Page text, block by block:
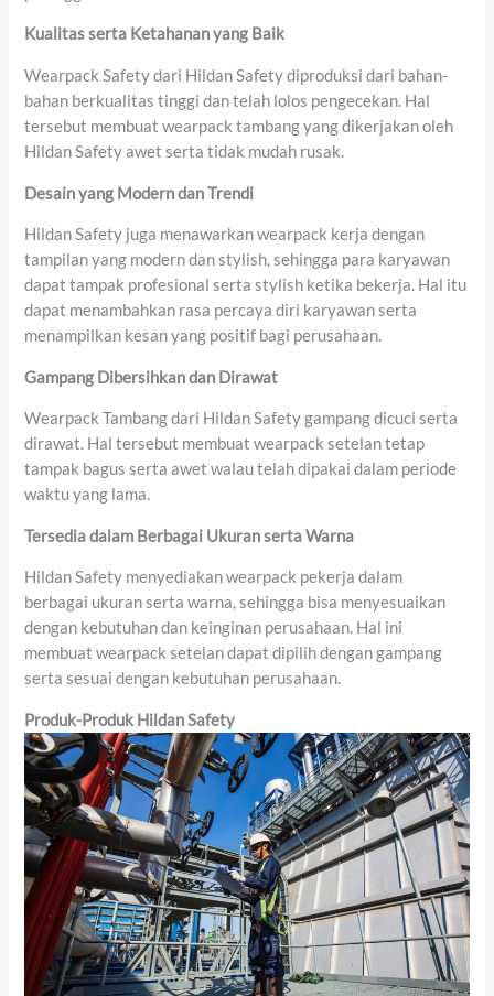
Kualitasserta Ketahanan yang Baik
Wearpack Safety dari Hildan Safety diproduksi dari bahan-
bahan berkualitas tinggi dan telah lolos pengecekan. Hal
tersebut membuat wearpack tambang yang dikerjakan oleh
Hildan Safety awet serta tidak mudah rusak.
Desainyang ModerndanTrendi
Hildan Safety juga menawarkan wearpack kerja dengan
tampilan yang modern dan stylish, sehingga para karyawan
dapat tampak profesional serta stylish ketika bekerja. Hal itu
dapat menambahkan rasa percaya diri karyawan serta
menampilkan kesan yang positif bagi perusahaan.
Gampang Dibersihkandan Dirawat
Wearpack Tambang dari Hildan Safety gampang dicuci serta
dirawat. Hal tersebut membuat wearpack setelan tetap
tampak bagus serta awet walau telah dipakai dalam periode
waktu yang lama.
Tersedia dalam Berbagai UkuransertaWarna
Hildan Safety menyediakan wearpack pekerja dalam
berbagai ukuran serta warna, sehingga bisa menyesuaikan
dengan kebutuhan dan keinginan perusahaan. Hal ini
membuat wearpack setelan dapat dipilih dengan gampang
serta sesuai dengan kebutuhan perusahaan.
Produk-Produk Hildan Safety